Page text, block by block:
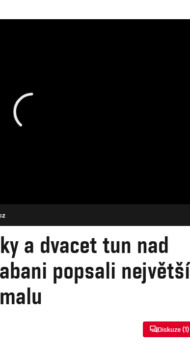
a dvacet tun nad
popsali největší
Diskuze (1)